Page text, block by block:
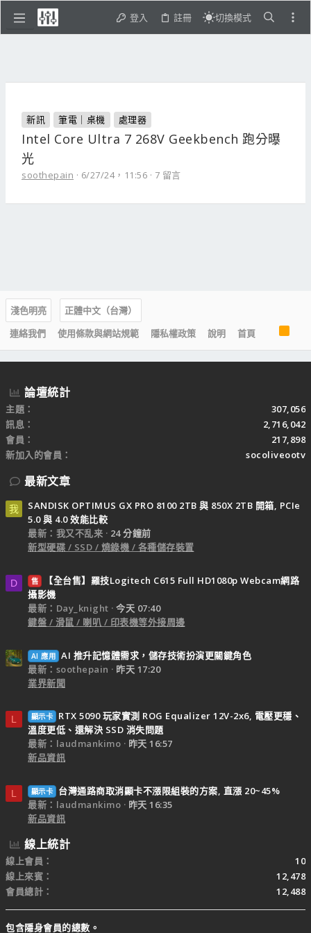
登入 註冊 切換模式
新訊 筆電｜桌機 處理器
Intel Core Ultra 7 268V Geekbench 跑分曝
光
soothepain 6/27/24，11:56 7 留言
淺色明亮
正體中文（台灣）
連絡我們
使用條款與網站規範 隱私權政策 說明 首頁
R
S
S
論壇統計
主題
307,056
訊息
2,716,042
會員
217,898
新加入的會員
socoliveootv
最新文章
我
SANDISK OPTIMUS GX PRO 8100 2TB 與 850X 2TB 開箱, PCIe
5.0 與 4.0 效能比較
最新：我又不乱来
24 分鐘前
新型硬碟 / SSD / 燒錄機 / 各種儲存裝置
D 售
【全台售】羅技Logitech C615 Full HD1080p Webcam網路
攝影機
最新：Day_knight
今天 07:40
鍵盤 / 滑鼠 / 喇叭 / 印表機等外接周邊
AI 應用 AI 推升記憶體需求，儲存技術扮演更關鍵角色
最新：soothepain
昨天 17:20
業界新聞
L 顯示卡
RTX 5090 玩家實測 ROG Equalizer 12V-2x6, 電壓更穩、
溫度更低、還解決 SSD 消失問題
最新：laudmankimo
昨天 16:57
新品資訊
L 顯示卡
台灣通路商取消顯卡不漲限組裝的方案, 直漲 20~45%
最新：laudmankimo
昨天 16:35
新品資訊
線上統計
線上會員
10
線上來賓
12,478
會員總計
12,488
包含隱身會員的總數。